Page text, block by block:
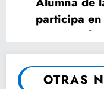
participa
en Acapulco.
OTRAS